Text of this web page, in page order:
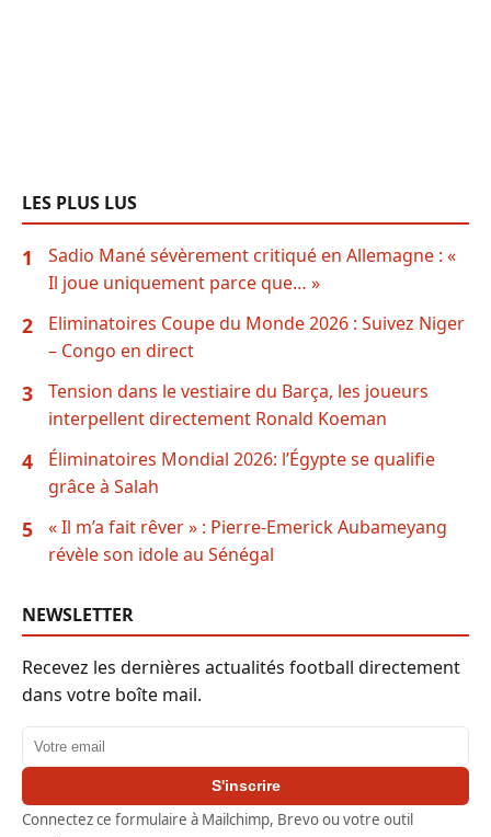
LES PLUS LUS
1
Sadio Mané sévèrement critiqué en Allemagne : «
Il joue uniquement parce que… »
2
Eliminatoires Coupe du Monde 2026 : Suivez Niger
– Congo en direct
3
Tension dans le vestiaire du Barça, les joueurs
interpellent directement Ronald Koeman
4
Éliminatoires Mondial 2026: l’Égypte se qualifie
grâce à Salah
5
« Il m’a fait rêver » : Pierre-Emerick Aubameyang
révèle son idole au Sénégal
NEWSLETTER
Recevez les dernières actualités football directement
dans votre boîte mail.
Adresse email
S'inscrire
Connectez ce formulaire à Mailchimp, Brevo ou votre outil